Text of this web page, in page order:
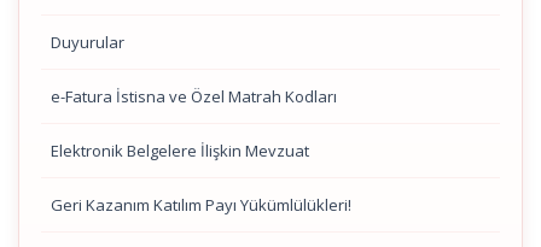
Duyurular
e-Fatura İstisna ve Özel Matrah Kodları
Elektronik Belgelere İlişkin Mevzuat
Geri Kazanım Katılım Payı Yükümlülükleri!